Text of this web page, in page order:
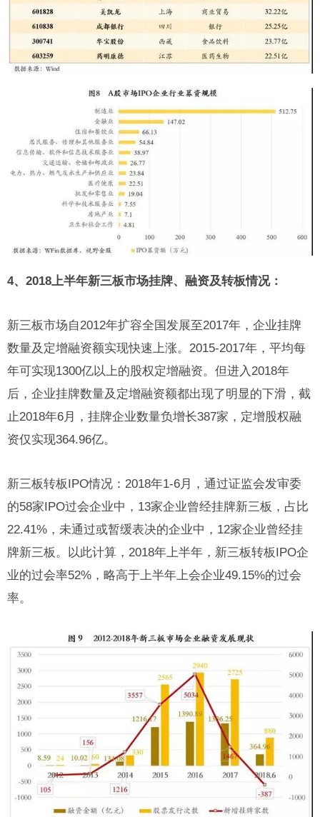
4、2018上半年新三板市场挂牌、融资及转板情况：
新三板市场自2012年扩容全国发展至2017年，企业挂牌
数量及定增融资额实现快速上涨。2015-2017年，平均每
年可实现1300亿以上的股权定增融资。但进入2018年
后，企业挂牌数量及定增融资额都出现了明显的下滑，截
止2018年6月，挂牌企业数量负增长387家，定增股权融
资仅实现364.96亿。
新三板转板IPO情况：2018年1-6月，通过证监会发审委
的58家IPO过会企业中，13家企业曾经挂牌新三板，占比
22.41%，未通过或暂缓表决的企业中，12家企业曾经挂
牌新三板。以此计算，2018年上半年，新三板转板IPO企
业的过会率52%，略高于上半年上会企业49.15%的过会
率。